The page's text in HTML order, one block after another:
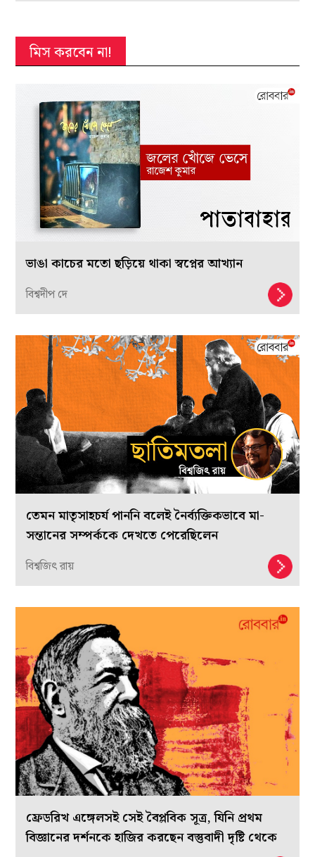
মিস করবেন না!
ভাঙা কাচের মতো ছড়িয়ে থাকা স্বপ্নের আখ্যান
বিশ্বদীপ দে
তেমন মাতৃসাহচর্য পাননি বলেই নৈর্ব্যক্তিকভাবে মা-
সন্তানের সম্পর্ককে দেখতে পেরেছিলেন
বিশ্বজিৎ রায়
ফ্রেডরিখ এঙ্গেলসই সেই বৈপ্লবিক সূত্র, যিনি প্রথম
বিজ্ঞানের দর্শনকে হাজির করছেন বস্তুবাদী দৃষ্টি থেকে